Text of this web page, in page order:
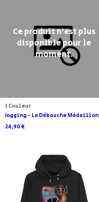
Ce produit n'est plus
disponible pour le
moment.
1 Couleur
Jogging - La Débauche Médaillon
24,90 €